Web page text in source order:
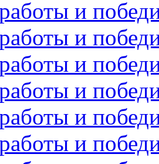
и
и
и
и
и
и